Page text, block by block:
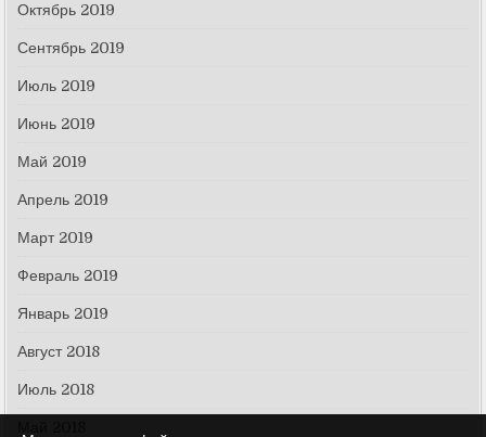
Октябрь 2019
Сентябрь 2019
Июль 2019
Июнь 2019
Май 2019
Апрель 2019
Март 2019
Февраль 2019
Январь 2019
Август 2018
Июль 2018